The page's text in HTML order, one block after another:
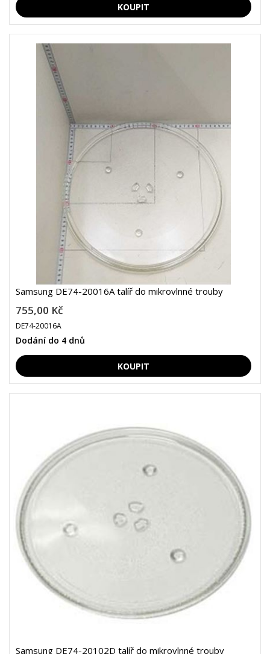
Samsung DE74-20016A talíř do mikrovlnné trouby
755,00 Kč
DE74-20016A
Dodání do 4 dnů
Samsung DE74-20102D talíř do mikrovlnné trouby